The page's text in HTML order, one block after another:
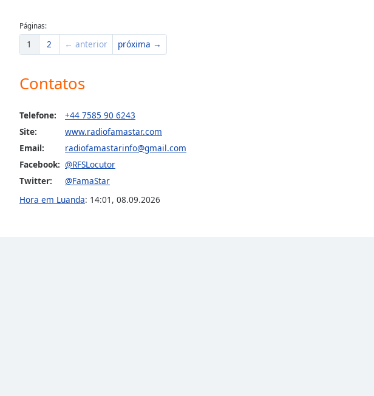
Done
Close
Dialog
dialog
Páginas:
1 2 ← anterior próxima →
Contatos
Telefone:
+44 7585 90 6243
Site:
www.radiofamastar.com
Email:
radiofamastarinfo@gmail.com
Facebook: @RFSLocutor
Twitter:
@FamaStar
Hora em Luanda: 14:01 , 08.09.2026